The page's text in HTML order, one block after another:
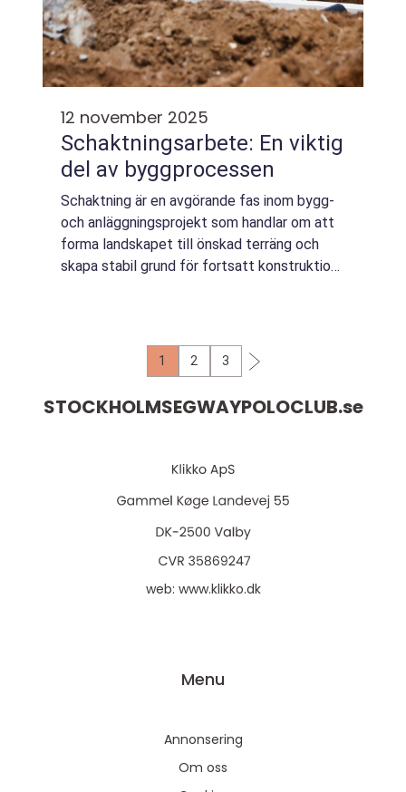
12 november 2025
Schaktningsarbete: En viktig
del av byggprocessen
Schaktning är en avgörande fas inom bygg-
och anläggningsprojekt som handlar om att
forma landskapet till önskad terräng och
skapa stabil grund för fortsatt konstruktion.
1 2 3
STOCKHOLMSEGWAYPOLOCLUB.se
web: www.klikko.dk
Menu
Annonsering
Om oss